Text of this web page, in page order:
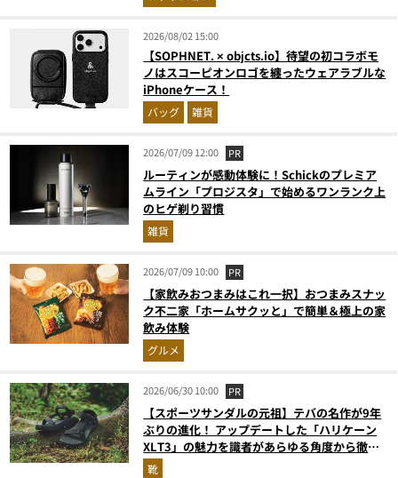
2026/08/02 15:00
【SOPHNET. × objcts.io】待望の初コラボモ
ノはスコーピオンロゴを纏ったウェアラブルな
iPhoneケース！
バッグ 雑貨
2026/07/09 12:00 PR
ルーティンが感動体験に！Schickのプレミア
ムライン「プロジスタ」で始めるワンランク上
のヒゲ剃り習慣
雑貨
2026/07/09 10:00 PR
【家飲みおつまみはこれ一択】おつまみスナッ
ク不二家「ホームサクッと」で簡単＆極上の家
飲み体験
グルメ
2026/06/30 10:00 PR
【スポーツサンダルの元祖】テバの名作が9年
ぶりの進化！ アップデートした「ハリケーン
XLT3」の魅力を識者があらゆる角度から徹底
解説！
靴